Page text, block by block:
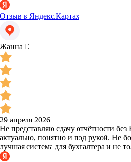
Отзыв в Яндекс.Картах
Жанна Г.
29 апреля 2026
Не представляю сдачу отчётности
актуально, понятно и под рукой. Не
лучшая система для бухгалтера и не